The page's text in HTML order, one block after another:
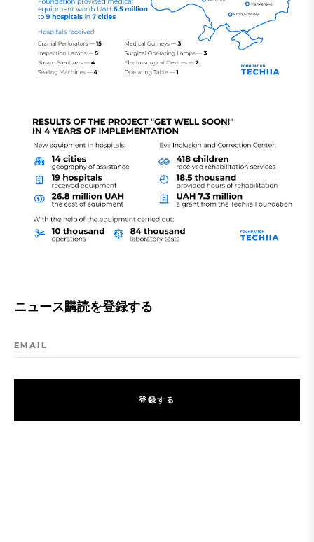
ニュース購読を登録する
EMAIL
登録す る